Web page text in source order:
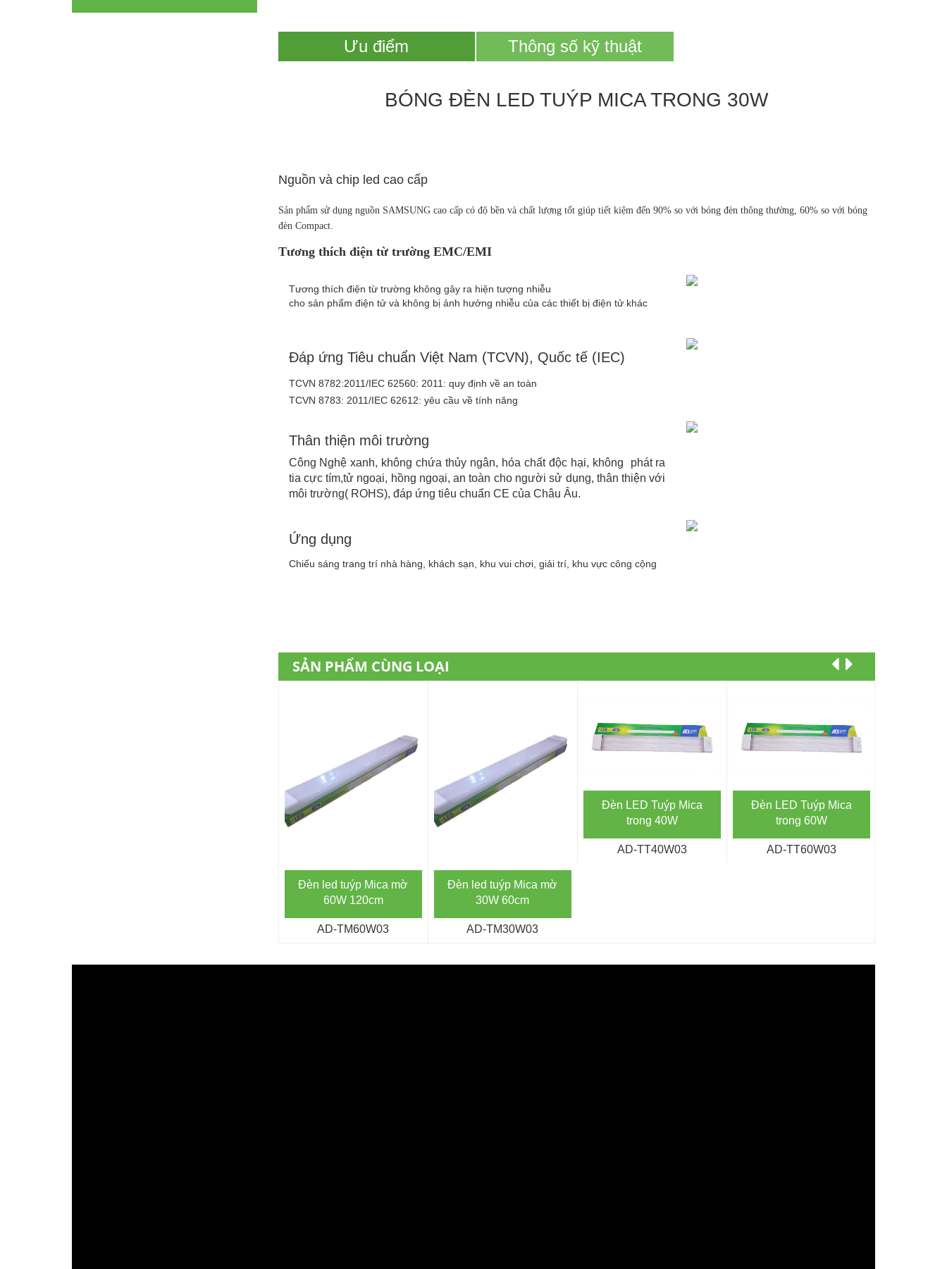
Ưu điểm Thông số kỹ thuật
BÓNG ĐÈN LED TUÝP MICA TRONG 30W
Nguồn và chip led cao cấp
Sản phẩm sử dụng nguồn SAMSUNG cao cấp có độ bền và chất lượng tốt giúp tiết kiệm đến 90% so với bóng đèn thông thường, 60% so với bóng
đèn Compact.
Tương thích điện từ trường EMC/EMI
Tương thích điện từ trường không gây ra hiện tượng nhiễu
cho sản phẩm điện tử và không bị ảnh hưởng nhiễu của các thiết bị điện tử khác
Đáp ứng Tiêu chuẩn Việt Nam (TCVN), Quốc tế (IEC)
TCVN 8782:2011/IEC 62560: 2011: quy định về an toàn
TCVN 8783: 2011/IEC 62612: yêu cầu về tính năng
Thân thiện môi trường
Công Nghệ xanh, không chứa thủy ngân, hóa chất độc hại, không phát ra
tia cực tím,tử ngoại, hồng ngoại, an toàn cho người sử dụng, thân thiện với
môi trường( ROHS), đáp ứng tiêu chuẩn CE của Châu Âu.
Ứng dụng
Chiếu sáng trang trí nhà hàng, khách sạn, khu vui chơi, giải trí, khu vực công cộng
SẢN PHẨM CÙNG LOẠI
Đèn led tuýp Mica mờ
60W 120cm
AD-TM60W03
Đèn led tuýp Mica mờ
30W 60cm
AD-TM30W03
Đèn LED Tuýp Mica
trong 40W
AD-TT40W03
Đèn LED Tuýp Mica
trong 60W
AD-TT60W03